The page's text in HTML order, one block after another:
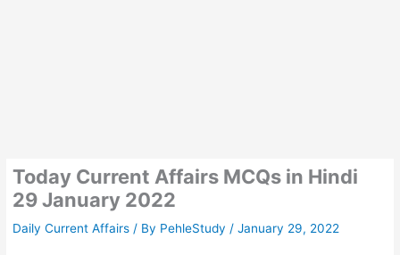
Today Current Affairs MCQs in Hindi
29 January 2022
Daily Current Affairs / By PehleStudy /January 29, 2022